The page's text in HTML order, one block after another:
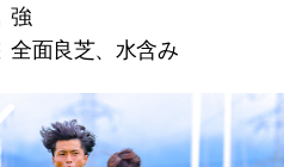
強
全面良芝、水含み